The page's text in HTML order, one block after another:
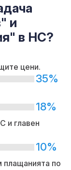
и
в НС?
цени.
35%
18%
и главен
10%
плащанията по